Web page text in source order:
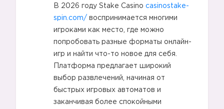
В 2026 году Stake Casino casinostake-
spin.com/ воспринимается многими
игроками как место, где можно
попробовать разные форматы онлайн-
игр и найти что-то новое для себя.
Платформа предлагает широкий
выбор развлечений, начиная от
быстрых игровых автоматов и
заканчивая более спокойными